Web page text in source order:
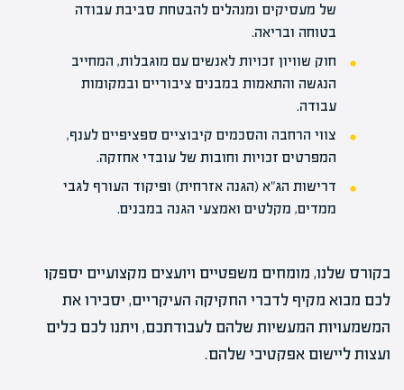
של מעסיקים ומנהלים להבטחת סביבת עבודה
בטוחה ובריאה.
חוק שוויון זכויות לאנשים עם מוגבלות, המחייב
הנגשה והתאמות במבנים ציבוריים ובמקומות
עבודה.
צווי הרחבה והסכמים קיבוציים ספציפיים לענף,
המפרטים זכויות וחובות של עובדי אחזקה.
דרישות הג"א (הגנה אזרחית) ופיקוד העורף לגבי
ממדים, מקלטים ואמצעי הגנה במבנים.
בקורס שלנו, מומחים משפטיים ויועצים מקצועיים יספקו
לכם מבוא מקיף לדברי החקיקה העיקריים, יסבירו את
המשמעויות המעשיות שלהם לעבודתכם, ויתנו לכם כלים
ועצות ליישום אפקטיבי שלהם.